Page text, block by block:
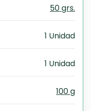
50 grs.
1 Unidad
1 Unidad
100 g